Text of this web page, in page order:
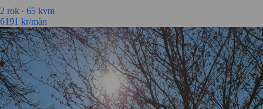
2 rok ∙ 65 kvm
6191 kr/mån